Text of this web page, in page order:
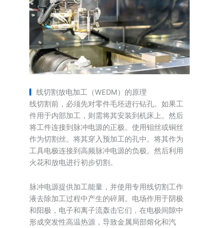
线切割放电加工（WEDM）的原理
线切割前，必须先对零件毛坯进行钻孔。如果工
件用于内部加工，则需将其安装到机床上。然后
将工件连接到脉冲电源的正极。使用钼丝或铜丝
作为切割丝。将其穿入预加工的孔中。将其作为
工具电极连接到高频脉冲电源的负极。然后利用
火花和放电进行初步切割。
脉冲电源提供加工能量，并使用专用线切割工作
液去除加工过程中产生的碎屑。电场作用于阴极
和阳极，电子和离子流轰击它们，在电极间隙中
形成突发性高温热源，导致金属局部熔化和汽